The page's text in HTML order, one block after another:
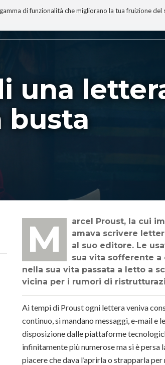
di funzionalità che migliorano la tua fruizione
TECNOBIBLIOGRAFIA I MIEI LIBRI
una
busta
Marcel Proust, la cui immensa Recherche è tra i testi più citati e meno letti,
amava scrivere
al suo editore. Le
sua vita sofferente a
nella sua vita passata a letto a
vicina per i rumori di
Ai tempi di Proust ogni lettera veniva
continuo, si mandano messaggi, e-mail
disposizione dalle piattaforme
infinitamente più numerose ma si è persa
piacere che dava l’aprirla o strapparla